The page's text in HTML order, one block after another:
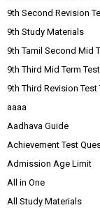
9th Second Revision
9th Study Materials
9th Tamil Second Mid
9th Third Mid Term
9th Third Revision Test
aaaa
Aadhava Guide
Achievement Test
Admission Age Limit
All in One
All Study Materials